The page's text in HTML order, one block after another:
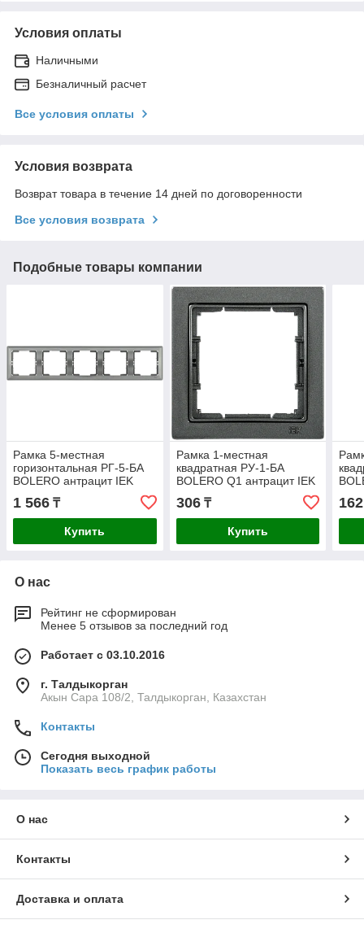
Условия оплаты
Наличными
Безналичный расчет
Все условия оплаты
Условия возврата
Возврат товара в течение 14 дней по договоренности
Все условия возврата
Подобные товары компании
Рамка 5-местная
горизонтальная РГ-5-БА
BOLERO антрацит IEK
1 566 ₸
Купить
Рамка 1-местная
квадратная РУ-1-БА
BOLERO Q1 антрацит IEK
306₸
Купить
162
О нас
Рейтинг не сформирован
Менее 5 отзывов за последний год
Работает с 03.10.2016
г. Талдыкорган
Акын Сара 108/2, Талдыкорган, Казахстан
Контакты
Сегодня выходной
Показать весь график работы
О нас
Контакты
Доставка и оплата